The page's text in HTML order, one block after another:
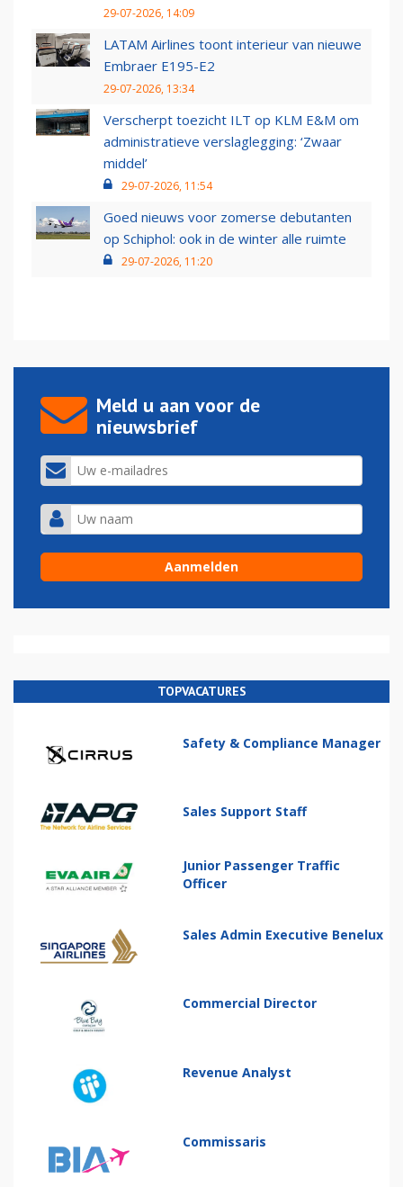
29-07-2026, 14:09
LATAM Airlines toont interieur van nieuwe
Embraer E195-E2
29-07-2026, 13:34
Verscherpt toezicht ILT op KLM E&M om
administratieve verslaglegging: ‘Zwaar
middel’
29-07-2026, 11:54
Goed nieuws voor zomerse debutanten
op Schiphol: ook in de winter alle ruimte
29-07-2026, 11:20
Meld u aan voor de
nieuwsbrief
TOPVACATURES
Safety & Compliance Manager
Sales Support Staff
Junior Passenger Traffic
Officer
Sales Admin Executive Benelux
Commercial Director
Revenue Analyst
Commissaris